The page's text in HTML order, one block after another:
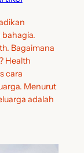
Bagaimana
Health
cara
Menurut
adalah